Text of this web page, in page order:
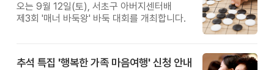
오는 9월 12일(토), 서초구 아버지센터배
제3회 '매너 바둑왕' 바둑 대회를 개최합니다.
추석 특집 '행복한 가족 마음여행' 신청 안내